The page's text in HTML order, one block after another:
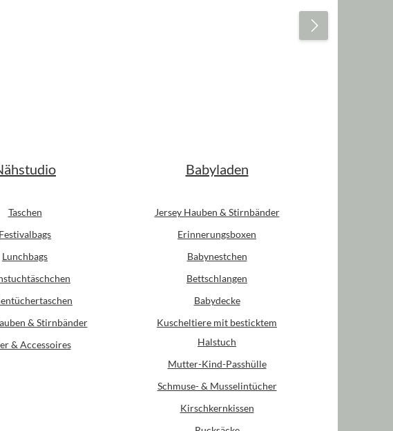
Taschen
Festivalbags
Lunchbags
& Stirnbänder
& Accessoires
Babyladen
Jersey Hauben & Stirnbänder
Erinnerungsboxen
Babynestchen
Bettschlangen
Babydecke
Kuscheltiere mit besticktem
Halstuch
Mutter-Kind-Passhülle
Schmuse- & Musselintücher
Kirschkernkissen